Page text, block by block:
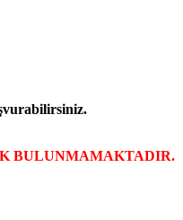
BULUNMAMAKTADIR.